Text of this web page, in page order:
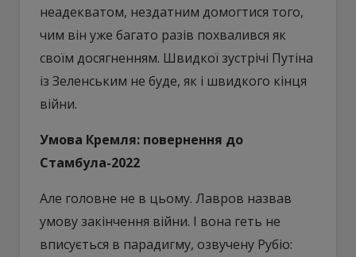
неадекватом, нездатним домогтися того,
чим він уже багато разів похвалився як
своїм досягненням. Швидкої зустрічі Путіна
із Зеленським не буде, як і швидкого кінця
війни.
Умова Кремля: повернення до
Стамбула-2022
Але головне не в цьому. Лавров назвав
умову закінчення війни. І вона геть не
вписується в парадигму, озвучену Рубіо: